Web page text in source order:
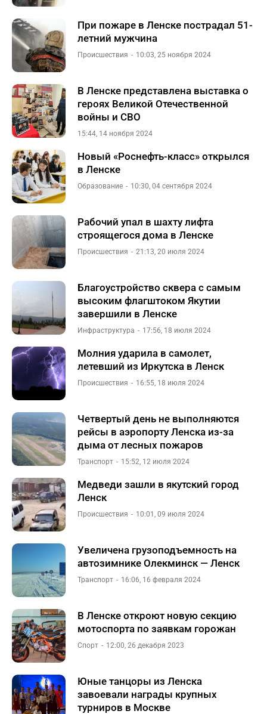
При пожаре в Ленске пострадал 51-
летний мужчина
Происшествия 10:03, 25 ноября 2024
В Ленске представлена выставка о
героях Великой Отечественной
войны и СВО
15:44, 14 ноября 2024
Новый «Роснефть-класс» открылся
в Ленске
Образование 10:30, 04 сентября 2024
Рабочий упал в шахту лифта
строящегося дома в Ленске
Происшествия 21:13, 20 июля 2024
Благоустройство сквера с самым
высоким флагштоком Якутии
завершили в Ленске
Инфраструктура 17:56, 18 июля 2024
Молния ударила в самолет,
летевший из Иркутска в Ленск
Происшествия 16:55, 18 июля 2024
Четвертый день не выполняются
рейсы в аэропорту Ленска из-за
дыма от лесных пожаров
Транспорт 15:52, 12 июля 2024
Медведи зашли в якутский город
Ленск
Происшествия 10:01, 09 июля 2024
Увеличена грузоподъемность на
автозимнике Олекминск — Ленск
Транспорт 16:06, 16 февраля 2024
В Ленске откроют новую секцию
мотоспорта по заявкам горожан
Спорт 12:00, 26 декабря 2023
Юные танцоры из Ленска
завоевали награды крупных
турниров в Москве